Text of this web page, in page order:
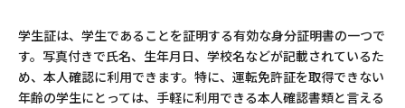
学生証は、学生であることを証明する有効な身分証明書の一つで
す。写真付きで氏名、生年月日、学校名などが記載されているた
め、本人確認に利用できます。特に、運転免許証を取得できない
年齢の学生にとっては、手軽に利用できる本人確認書類と言える